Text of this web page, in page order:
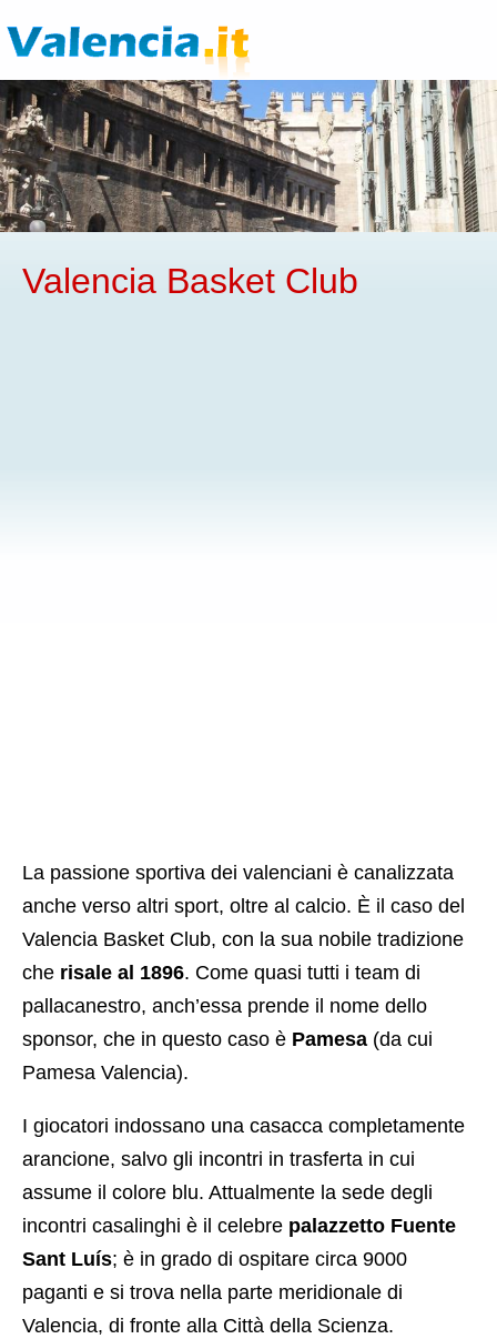
Valencia Basket Club
La passione sportiva dei valenciani è canalizzata
anche verso altri sport, oltre al calcio. È il caso del
Valencia Basket Club, con la sua nobile tradizione
che risale al 1896. Come quasi tutti i team di
pallacanestro, anch’essa prende il nome dello
sponsor, che in questo caso è Pamesa (da cui
Pamesa Valencia).
I giocatori indossano una casacca completamente
arancione, salvo gli incontri in trasferta in cui
assume il colore blu. Attualmente la sede degli
incontri casalinghi è il celebre palazzetto Fuente
Sant Luís; è in grado di ospitare circa 9000
paganti e si trova nella parte meridionale di
Valencia, di fronte alla Città della Scienza.